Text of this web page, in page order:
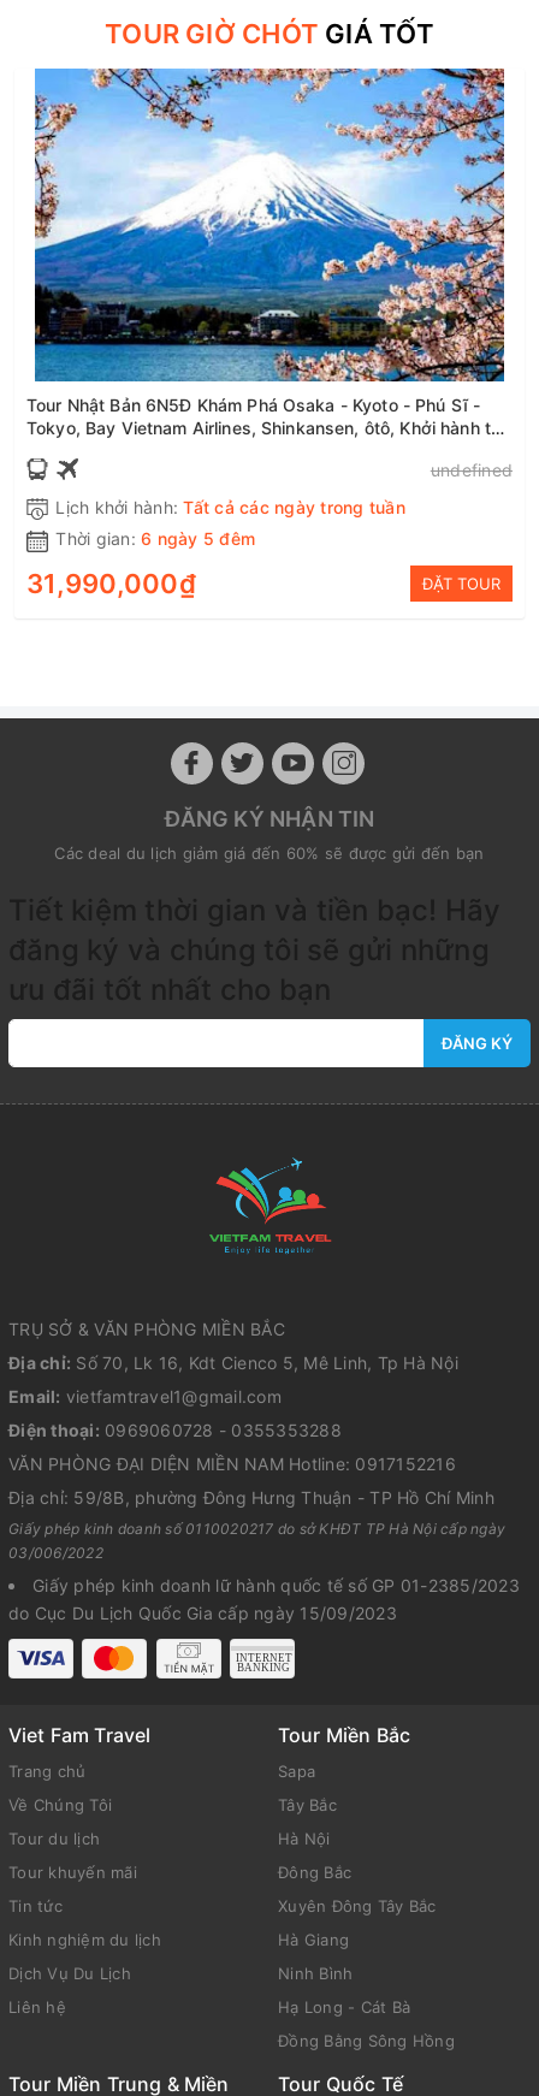
TOUR GIỜ CHÓT GIÁ TỐT
Tour Nhật Bản 6N5Đ Khám Phá Osaka - Kyoto - Phú Sĩ -
Tokyo, Bay Vietnam Airlines, Shinkansen, ôtô, Khởi hành từ
undefined
Lịch khởi hành:Tất cả các ngày trong tuần
Thời gian: 6 ngày 5 đêm
31,990,000₫ ĐẶT TOUR
ĐĂNG KÝ NHẬN TIN
Các deal du lịch giảm giá đến 60% sẽ được gửi đến bạn
Tiết kiệm thời gian và tiền bạc! Hãy
đăng ký và chúng tôi sẽ gửi những
ưu đãi tốt nhất cho bạn
ĐĂNG KÝ
TRỤ SỞ & VĂN PHÒNG MIỀN BẮC
Địa chỉ: Số 70, Lk 16, Kdt Cienco 5, Mê Linh, Tp Hà Nội
Email: vietfamtravel1@gmail.com
Điện thoại: 0969060728 - 0355353288
VĂN PHÒNG ĐẠI DIỆN MIỀN NAM Hotline: 0917152216
Địa chỉ: 59/8B, phường Đông Hưng Thuận - TP Hồ Chí Minh
Giấy phép kinh doanh số 0110020217 do sở KHĐT TP Hà Nội cấp ngày
03/006/2022
Giấy phép kinh doanh lữ hành quốc tế số GP 01-2385/2023
do Cục Du Lịch Quốc Gia cấp ngày 15/09/2023
Viet Fam Travel
Trang chủ
Về Chúng Tôi
Tour du lịch
Tour khuyến mãi
Tin tức
Kinh nghiệm du lịch
Dịch Vụ Du Lịch
Liên hệ
Tour Miền Bắc
Sapa
Tây Bắc
Hà Nội
Đông Bắc
Xuyên Đông Tây Bắc
Hà Giang
Ninh Bình
Hạ Long - Cát Bà
Đồng Bằng Sông Hồng
Tour Miền Trung & Miền
Tour Quốc Tế